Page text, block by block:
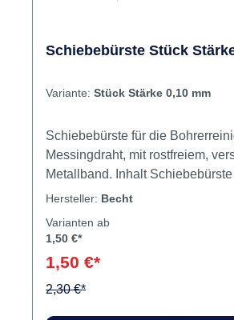
Schiebebürste Stück
Variante: Stück Stärke 0,10 mm
Schiebebürste für die
Messingdraht, mit rostfreiem,
Metallband. Inhalt Schiebebürste
Hersteller: Becht
Varianten ab
1,50 €*
1,50 €*
2,30 €*